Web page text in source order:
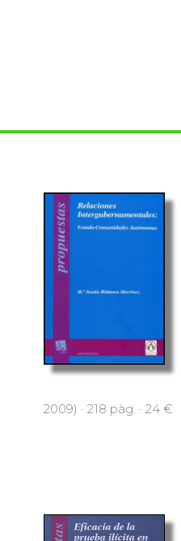
2009) · 218 pàg. · 24 €